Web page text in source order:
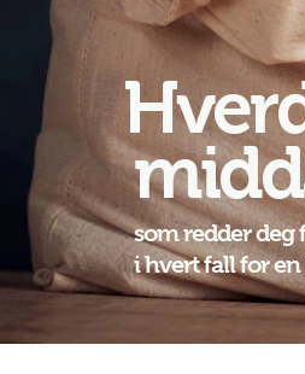
som redder
i hvert fall for